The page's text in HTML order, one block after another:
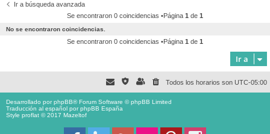
Ir a búsqueda avanzada
Se encontraron 0 coincidencias •Página 1 de 1
No se encontraron coincidencias.
Se encontraron 0 coincidencias •Página 1 de 1
Ir a
Todos los horarios son UTC-05:00
Desarrollado porphpBB® Forum Software © phpBB Limited
Traducción al español porphpBB España
Style proflat © 2017 Mazeltof